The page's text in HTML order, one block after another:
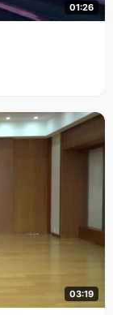
01:26
03:19